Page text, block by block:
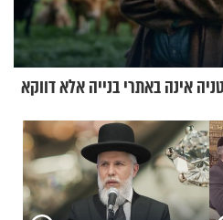
אינה באתרי בנייה אלא דווקא